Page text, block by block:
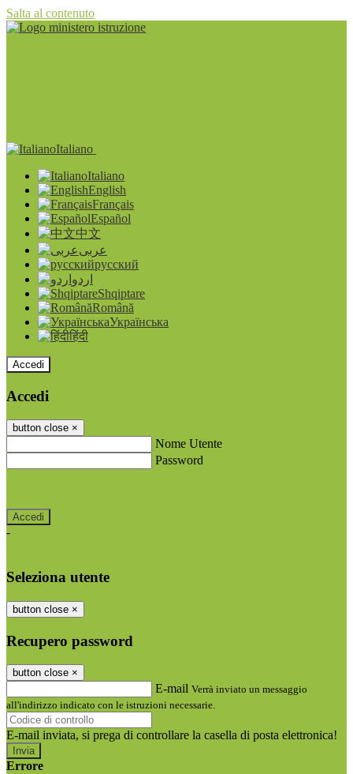
Salta al contenuto
Italiano
Italiano
English
Français
Español
中文
عربى
русский
اردو
Shqiptare
Română
Українська
हिंदी
Accedi
Accedi
button close ×
Nome Utente
Password
-
Seleziona utente
button close ×
Recupero password
button close ×
E-mail Verrà inviato un messaggio
all'indirizzo indicato con le istruzioni necessarie.
E-mail inviata, si prega di controllare la casella di posta elettronica!
Errore